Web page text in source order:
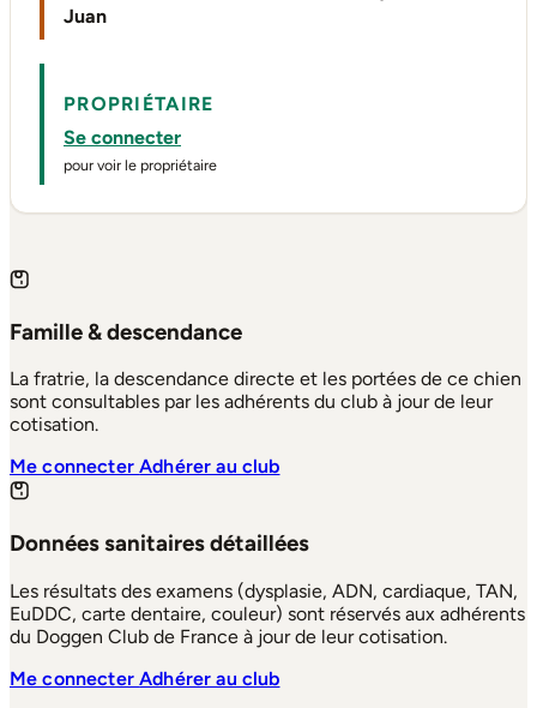
Juan
PROPRIÉTAIRE
Se connecter
pour voir le propriétaire
Famille & descendance
La fratrie, la descendance directe et les portées de ce chien
sont consultables par les adhérents du club à jour de leur
cotisation.
Me connecterAdhérer au club
Données sanitaires détaillées
Les résultats des examens (dysplasie, ADN, cardiaque, TAN,
EuDDC, carte dentaire, couleur) sont réservés aux adhérents
du Doggen Club de France à jour de leur cotisation.
Me connecterAdhérer au club